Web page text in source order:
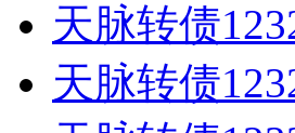
天脉转债
天脉转债